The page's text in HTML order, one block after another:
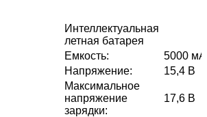
Интеллектуальная
летная батарея
Емкость:
5000
Напряжение:
15,4 В
Максимальное
напряжение
зарядки:
17,6 В